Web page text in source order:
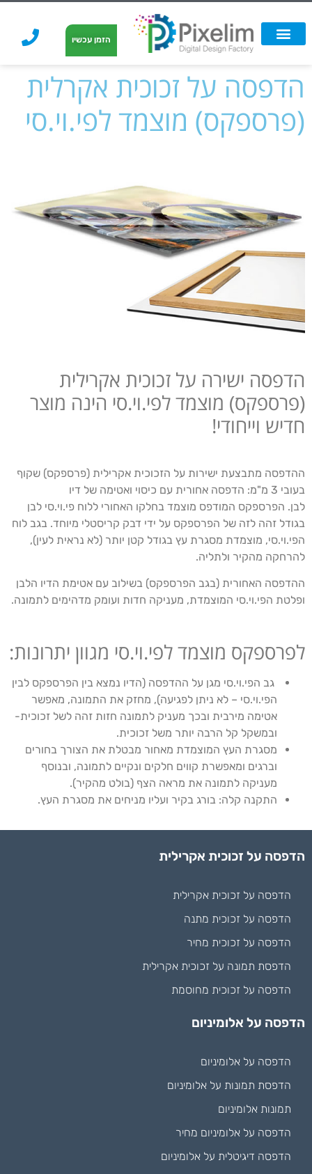
הזמן עכשיו
הדפסה על זכוכית אקרלית
(פרספקס) מוצמד לפי.וי.סי
הדפסה ישירה על זכוכית אקרילית
(פרספקס) מוצמד לפי.וי.סי הינה מוצר
חדיש וייחודי!
ההדפסה מתבצעת ישירות על הזכוכית אקרילית (פרספקס) שקוף
בעובי 3 מ"מ: הדפסה אחורית עם כיסוי ואטימה של דיו
לבן. הפרספקס המודפס מוצמד בחלקו האחורי ללוח פי.וי.סי לבן
בגודל זהה לזה של הפרספקס על ידי דבק קריסטלי מיוחד. בגב לוח
הפי.וי.סי, מוצמדת מסגרת עץ בגודל קטן יותר (לא נראית לעין),
להרחקה מהקיר ולתליה.
ההדפסה האחורית (בגב הפרספקס) בשילוב עם אטימת הדיו הלבן
ופלטת הפי.וי.סי המוצמדת, מעניקה חדות ועומק מדהימים לתמונה.
לפרספקס מוצמד לפי.וי.סי מגוון יתרונות:
גב הפי.וי.סי מגן על ההדפסה (הדיו נמצא בין הפרספקס לבין
הפי.וי.סי – לא ניתן לפגיעה), מחזק את התמונה, מאפשר
אטימה מירבית ובכך מעניק לתמונה חזות זהה לשל זכוכית-
ובמשקל קל הרבה יותר משל זכוכית.
מסגרת העץ המוצמדת מאחור מבטלת את הצורך בחורים
וברגים ומאפשרת קווים חלקים ונקיים לתמונה, ובנוסף
מעניקה לתמונה את מראה הצף (בולט מהקיר).
התקנה קלה: בורג בקיר ועליו מניחים את מסגרת העץ.
הדפסה על זכוכית אקרילית
הדפסה על זכוכית אקרילית
הדפסה על זכוכית מתנה
הדפסה על זכוכית מחיר
הדפסת תמונה על זכוכית אקרילית
הדפסה על זכוכית מחוסמת
הדפסה על אלומיניום
הדפסה על אלומיניום
הדפסת תמונות על אלומיניום
תמונות אלומיניום
הדפסה על אלומיניום מחיר
הדפסה דיגיטלית על אלומיניום